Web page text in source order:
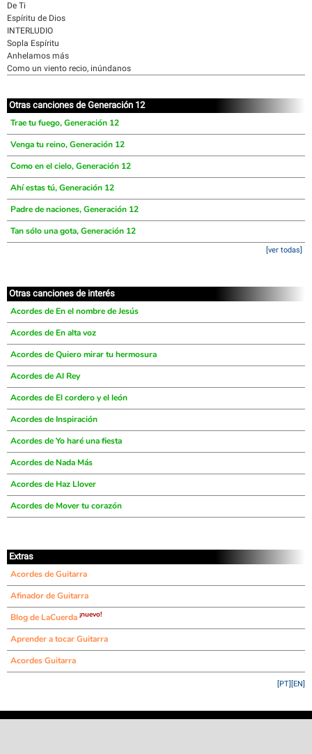
De Ti
Espíritu de Dios
INTERLUDIO
Sopla Espíritu
Anhelamos más
Como un viento recio, inúndanos
Otras canciones de Generación 12
Trae tu fuego, Generación 12
Venga tu reino, Generación 12
Como en el cielo, Generación 12
Ahí estas tú, Generación 12
Padre de naciones, Generación 12
Tan sólo una gota, Generación 12
[ver todas]
Otras canciones de interés
Acordes de En el nombre de Jesús
Acordes de En alta voz
Acordes de Quiero mirar tu hermosura
Acordes de Al Rey
Acordes de El cordero y el león
Acordes de Inspiración
Acordes de Yo haré una fiesta
Acordes de Nada Más
Acordes de Haz Llover
Acordes de Mover tu corazón
Extras
Acordes de Guitarra
Afinador de Guitarra
Blog de LaCuerda ¡nuevo!
Aprender a tocar Guitarra
Acordes Guitarra
[EN]
[PT]